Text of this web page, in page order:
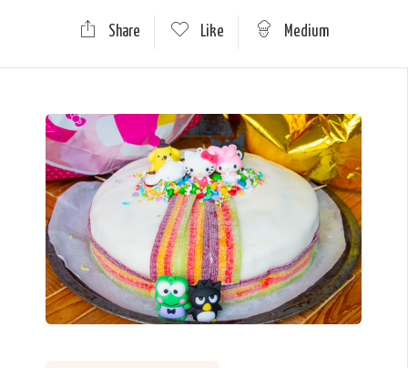
Share Like Medium